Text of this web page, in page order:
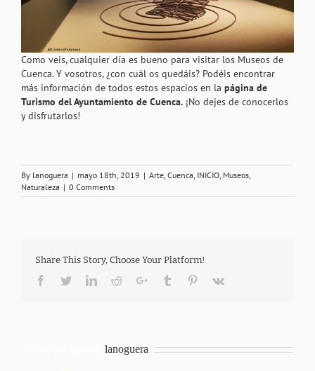
Como veis, cualquier día es bueno para visitar los Museos de
Cuenca. Y vosotros, ¿con cuál os quedáis? Podéis encontrar
más información de todos estos espacios en la página de
Turismo del Ayuntamiento de Cuenca. ¡No dejes de conocerlos
y disfrutarlos!
By lanoguera | mayo 18th, 2019 | Arte Cuenca INICIO Museos
Naturaleza | 0 Comments
Share This Story, Choose Your Platform!
Facebook
TwitterLinkedIn
RedditGoogle+Tumblr Pinterest
Vk
lanoguera